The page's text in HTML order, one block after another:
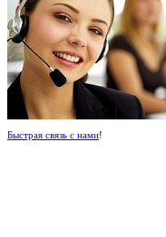
Быстрая связь с нами!